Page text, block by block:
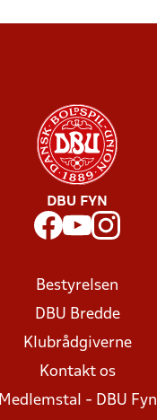
DBU FYN
Bestyrelsen
DBU Bredde
Klubrådgiverne
Kontakt os
Medlemstal - DBU Fyn